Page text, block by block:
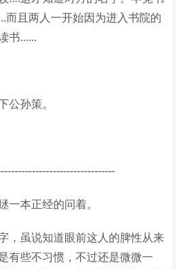
而且两人一开始因为进入书院的
书......
公孙策。
一本正经的问着。
，虽说知道眼前这人的脾性从来
有些不习惯，不过还是微微一